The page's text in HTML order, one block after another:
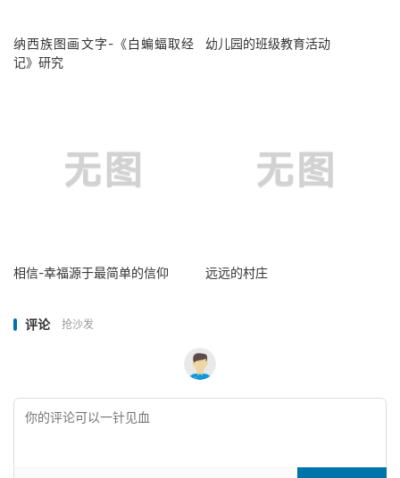
纳西族图画文字-《白蝙蝠取经
记》研究
幼儿园的班级教育活动
相信-幸福源于最简单的信仰 远远的村庄
评论 抢沙发